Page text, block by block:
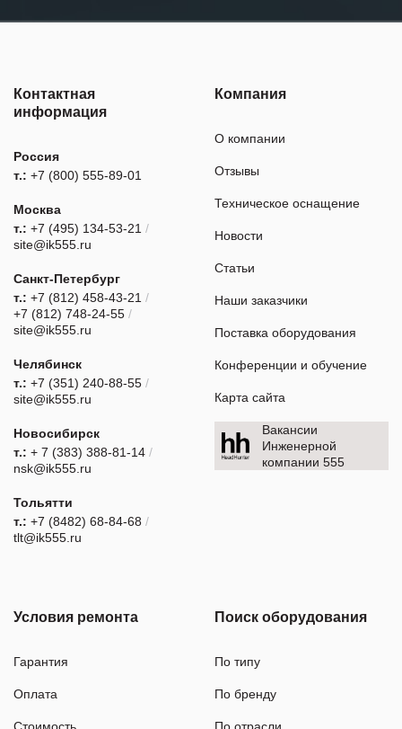
Контактная
информация
Россия
т.: +7 (800) 555-89-01
Москва
т.: +7 (495) 134-53-21 /
site@ik555.ru
Санкт-Петербург
т.: +7 (812) 458-43-21 /
+7 (812) 748-24-55 /
site@ik555.ru
Челябинск
т.: +7 (351) 240-88-55 /
site@ik555.ru
Новосибирск
т.: + 7 (383) 388-81-14 /
nsk@ik555.ru
Тольятти
т.: +7 (8482) 68-84-68 /
tlt@ik555.ru
Компания
О компании
Отзывы
Техническое оснащение
Новости
Статьи
Наши заказчики
Поставка оборудования
Конференции и обучение
Карта сайта
Вакансии
Инженерной
компании 555
Условия ремонта
Гарантия
Оплата
Стоимость
Поиск оборудования
По типу
По бренду
По отрасли